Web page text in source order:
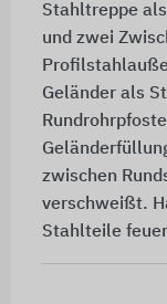
Stahltreppe
und zwei
Geländer als
zwischen
verschweißt.
Stahlteile